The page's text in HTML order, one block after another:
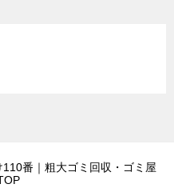
110番｜粗大ゴミ回収・ゴミ屋